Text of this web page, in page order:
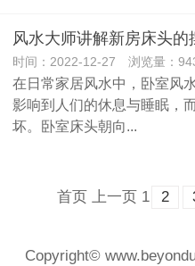
风水大师讲解新房床头的
时间：2022-12-27 浏览量：
在日常家居风水中，卧室风
影响到人们的休息与睡眠，
坏。卧室床头朝向...
首页 上一页 1 2
Copyright©